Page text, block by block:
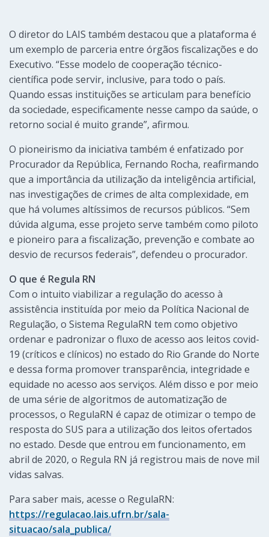
O diretor do LAIS também destacou que a plataforma é
um exemplo de parceria entre órgãos fiscalizações e do
Executivo. “Esse modelo de cooperação técnico-
científica pode servir, inclusive, para todo o país.
Quando essas instituições se articulam para benefício
da sociedade, especificamente nesse campo da saúde, o
retorno social é muito grande”, afirmou.
O pioneirismo da iniciativa também é enfatizado por
Procurador da República, Fernando Rocha, reafirmando
que a importância da utilização da inteligência artificial,
nas investigações de crimes de alta complexidade, em
que há volumes altíssimos de recursos públicos. “Sem
dúvida alguma, esse projeto serve também como piloto
e pioneiro para a fiscalização, prevenção e combate ao
desvio de recursos federais”, defendeu o procurador.
O que é Regula RN
Com o intuito viabilizar a regulação do acesso à
assistência instituída por meio da Política Nacional de
Regulação, o Sistema RegulaRN tem como objetivo
ordenar e padronizar o fluxo de acesso aos leitos covid-
19 (críticos e clínicos) no estado do Rio Grande do Norte
e dessa forma promover transparência, integridade e
equidade no acesso aos serviços. Além disso e por meio
de uma série de algoritmos de automatização de
processos, o RegulaRN é capaz de otimizar o tempo de
resposta do SUS para a utilização dos leitos ofertados
no estado. Desde que entrou em funcionamento, em
abril de 2020, o Regula RN já registrou mais de nove mil
vidas salvas.
Para saber mais, acesse o RegulaRN:
https://regulacao.lais.ufrn.br/sala-
situacao/sala_publica/